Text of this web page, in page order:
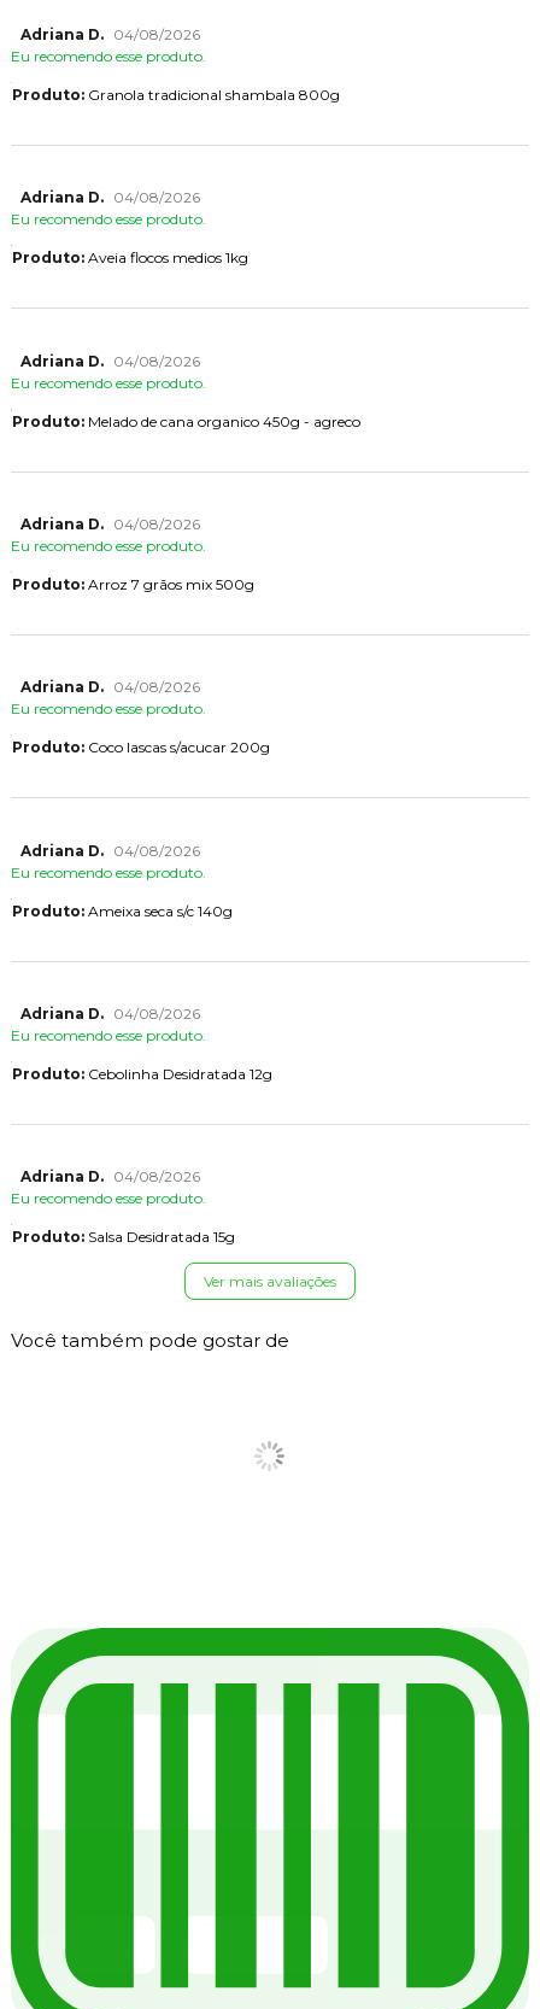
Adriana D.
04/08/2026
Eu recomendo esse produto.
Produto:Granola tradicional shambala 800g
Adriana D.
04/08/2026
Eu recomendo esse produto.
Produto:Aveia flocos medios 1kg
Adriana D.
04/08/2026
Eu recomendo esse produto.
Produto:Melado de cana organico 450g - agreco
Adriana D.
04/08/2026
Eu recomendo esse produto.
Produto:Arroz 7 grãos mix 500g
Adriana D.
04/08/2026
Eu recomendo esse produto.
Produto:Coco lascas s/acucar 200g
Adriana D.
04/08/2026
Eu recomendo esse produto.
Produto:Ameixa seca s/c 140g
Adriana D.
04/08/2026
Eu recomendo esse produto.
Produto:Cebolinha Desidratada 12g
Adriana D.
04/08/2026
Eu recomendo esse produto.
Produto:Salsa Desidratada 15g
Ver mais avaliações
Você também pode gostar de